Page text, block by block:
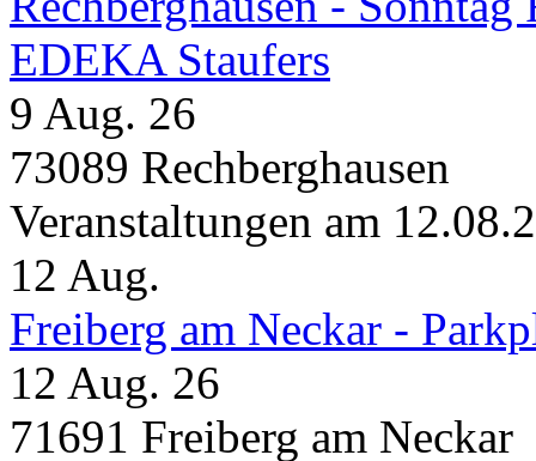
EDEKA Staufers
9 Aug. 26
73089 Rechberghausen
Veranstaltungen am
12 Aug.
Freiberg am Neckar -
12 Aug. 26
71691 Freiberg am Neckar